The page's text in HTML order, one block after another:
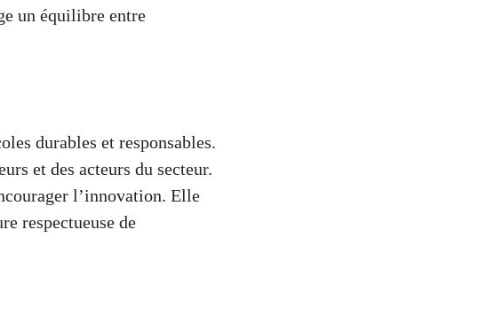
un équilibre entre
durables et responsables.
et des acteurs du secteur.
l’innovation. Elle
respectueuse de